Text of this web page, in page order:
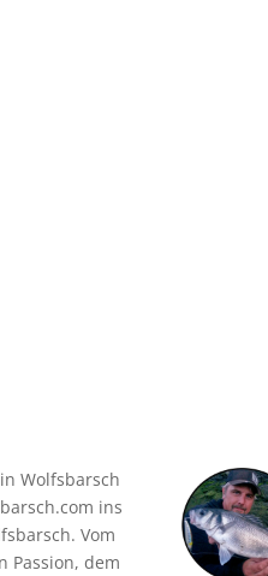
Wolfsbarsch
ins
Vom
Passion, dem